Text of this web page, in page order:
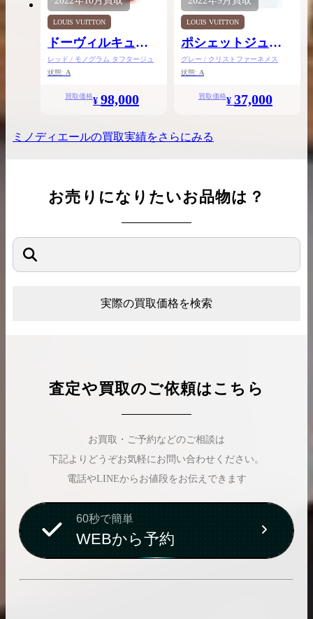
LOUIS VUITTON
ドーヴィルキュー
ブ
レッド / モノグラム タフタージュ
状態: A
買取価格¥ 98,000
LOUIS VUITTON
ポシェットジュー
ルGM
グレー / クリストファーネメス
状態: A
買取価格¥ 37,000
ミノディエールの買取実績をさらにみる
お売りになりたいお品物は？
実際の買取価格を検索
査定や買取のご依頼はこちら
お買取・ご予約などのご相談は
下記よりどうぞお気軽にお問い合わせください。
電話やLINEからお値段をお伝えできます
60秒で簡単
WEBから予約